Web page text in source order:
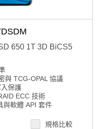
650 1T 3D BiCS5
與 TCG-OPAL 協議
保護
ECC 技術
與軟體 API 套件
度儲存產品
規格比較